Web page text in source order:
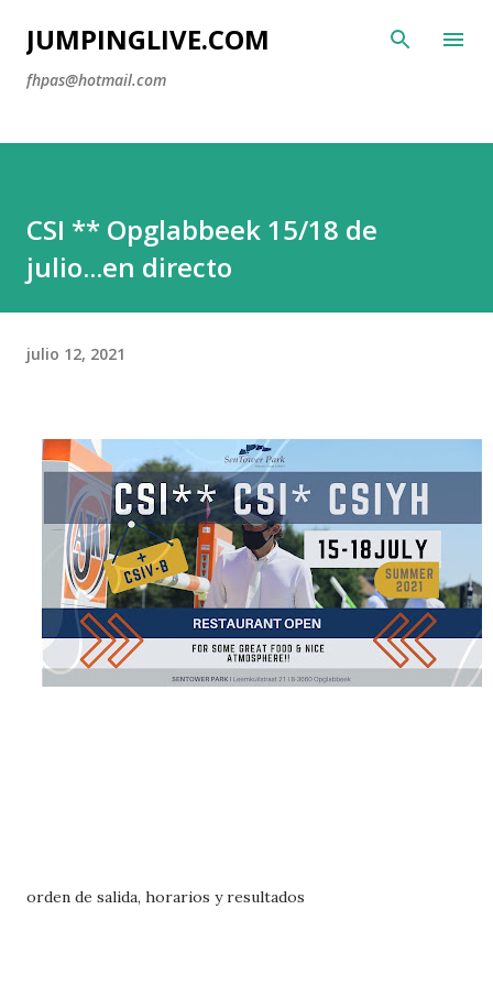
Ir al contenido principal
JUMPINGLIVE.COM
fhpas@hotmail.com
CSI ** Opglabbeek 15/18 de
julio...en directo
julio 12, 2021
orden de salida, horarios y resultados